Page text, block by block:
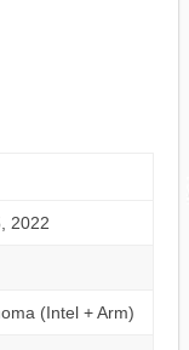
2022
(Intel + Arm)